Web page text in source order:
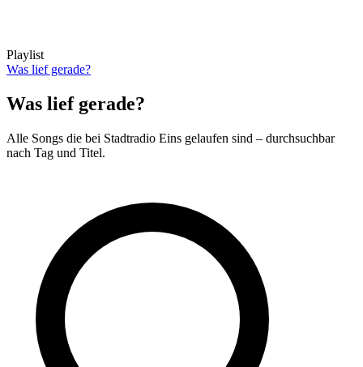
Playlist
Was lief gerade?
Was lief gerade?
Alle Songs die bei Stadtradio Eins gelaufen sind – durchsuchbar
nach Tag und Titel.